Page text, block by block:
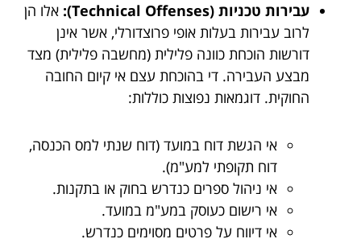
עבירות טכניות (Technical Offenses):
אלו הן
לרוב עבירות בעלות אופי פרוצדורלי, אשר אינן
דורשות הוכחת כוונה פלילית (מחשבה פלילית) מצד
מבצע העבירה. די בהוכחת עצם אי קיום החובה
החוקית. דוגמאות נפוצות כוללות:
אי הגשת דוח במועד (דוח שנתי למס הכנסה,
דוח תקופתי למע"מ).
אי ניהול ספרים כנדרש בחוק או בתקנות.
אי רישום כעוסק במע"מ במועד.
אי דיווח על פרטים מסוימים כנדרש.